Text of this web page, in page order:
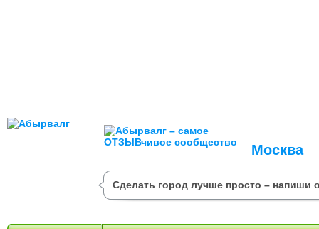
Москва
Сделать город лучше просто – напиши